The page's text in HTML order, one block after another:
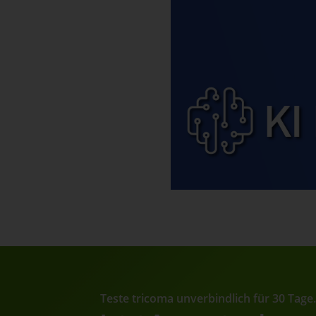
Teste tricoma unverbindlich für 30 Tage.